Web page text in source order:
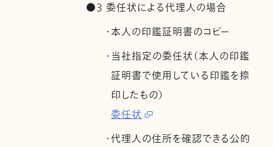
●3 委任状による代理人の場合
・本人の印鑑証明書のコピー
・当社指定の委任状（本人の印鑑
証明書で使用している印鑑を捺
印したもの）
委任状
・代理人の住所を確認できる公的